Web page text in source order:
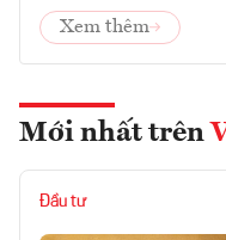
Xem thêm
Mới nhất trên
Đầu tư